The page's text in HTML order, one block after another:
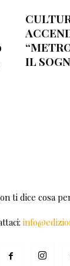
IL
ti dice cosa